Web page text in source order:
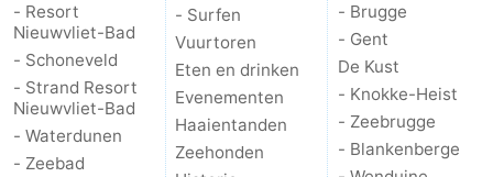
- Resort
Nieuwvliet-Bad
- Schoneveld
- Strand Resort
Nieuwvliet-Bad
- Waterdunen
- Zeebad
- Surfen
Vuurtoren
Eten en drinken
Evenementen
Haaientanden
Zeehonden
- Brugge
- Gent
De Kust
- Knokke-Heist
- Zeebrugge
- Blankenberge